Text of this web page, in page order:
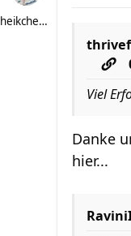
heikchen007
Viel
Danke
hier...